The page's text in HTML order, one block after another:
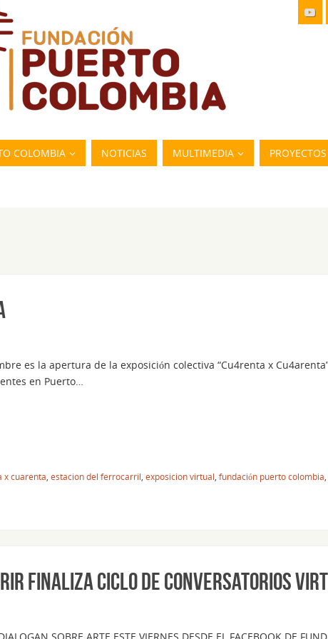
COLOMBIA NOTICIAS MULTIMEDIA PROYECTOS
es la apertura de la exposición colectiva “Cu4renta x
en Puerto…
x cuarenta estacion del ferrocarril exposicion virtual fundación puerto colombia
FINALIZA CICLO DE CONVERSATORIOS
SOBRE ARTE ESTE VIERNES DESDE EL FACEBOOK DE